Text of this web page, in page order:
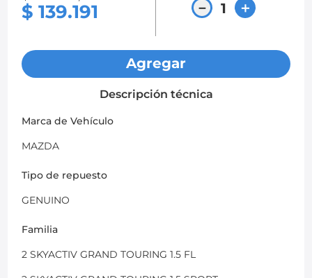
$ 139.191 ＋
－
Agregar
Descripción técnica
Marca de Vehículo
MAZDA
Tipo de repuesto
GENUINO
Familia
2 SKYACTIV GRAND TOURING 1.5 FL
mazda 2